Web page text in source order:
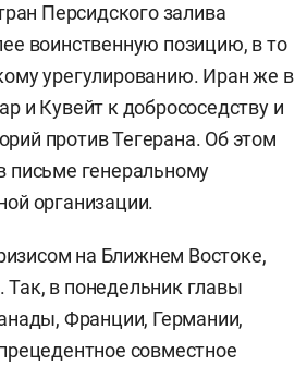
Персидского залива
воинственную позицию, в то
урегулированию. Иран же в
и Кувейт к добрососедству и
против Тегерана. Об этом
письме генеральному
организации.
на Ближнем Востоке,
. Так, в понедельник главы
Франции, Германии,
совместное